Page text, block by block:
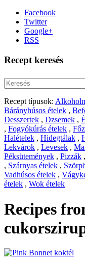
Facebook
Twitter
Google+
RSS
Recept keresés
Recept típusok:
Bárányhúsos ételek ,
Desszertek , Dzsemek ,
, Fogyókúrás ételek ,
Halételek , Hidegtálak ,
Lekvárok , Levesek ,
Péksütemények , Pizzák ,
, Szárnyas ételek ,
Vadhúsos ételek ,
ételek , Wok ételek
Recipes